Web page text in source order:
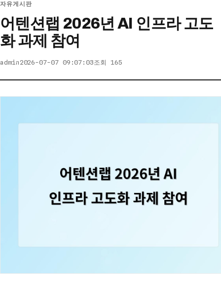
자유게시판
어텐션랩 2026년 AI 인프라 고도
화 과제 참여
admin 2026-07-07 09:07:03조회 165